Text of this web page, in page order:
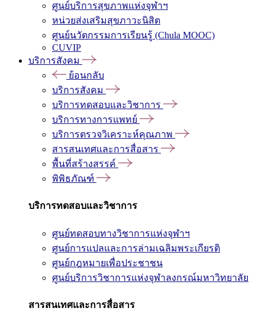
ศูนย์บริการสุขภาพแห่งจุฬาฯ
หน่วยส่งเสริมสุขภาวะนิสิต
ศูนย์นวัตกรรมการเรียนรู้ (Chula MOOC)
CUVIP
บริการสังคม
ย้อนกลับ
บริการสังคม
บริการทดสอบและวิชาการ
บริการทางการแพทย์
บริการตรวจวิเคราะห์คุณภาพ
สารสนเทศและการสื่อสาร
พื้นที่สร้างสรรค์
พิพิธภัณฑ์
บริการทดสอบและวิชาการ
ศูนย์ทดสอบทางวิชาการแห่งจุฬาฯ
ศูนย์การแปลและการล่ามเฉลิมพระเกียรติ
ศูนย์กฎหมายเพื่อประชาชน
ศูนย์บริการวิชาการแห่งจุฬาลงกรณ์มหาวิทยาลัย
สารสนเทศและการสื่อสาร